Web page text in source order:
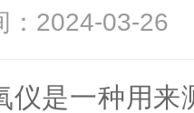
：2024-03-
是一种用来